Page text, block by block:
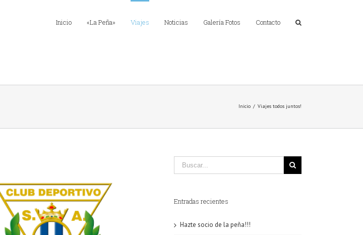
Inicio «La Peña» Viajes Noticias Galería Fotos Contacto
Inicio / Viajes todos juntos!
Entradas recientes
Hazte socio de la peña!!!